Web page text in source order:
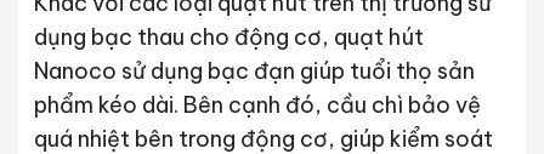
dụng bạc thau cho động cơ, quạt hút
Nanoco sử dụng bạc đạn giúp tuổi thọ sản
phẩm kéo dài. Bên cạnh đó, cầu chì bảo vệ
quá nhiệt bên trong động cơ, giúp kiểm soát